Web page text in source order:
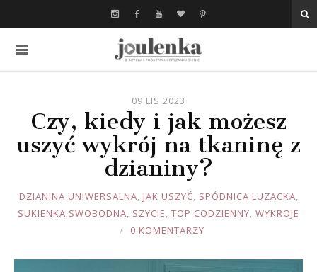
09 LIS 2023
Czy, kiedy i jak możesz
uszyć wykrój na tkaninę z
dzianiny?
JOULE
DZIANINA UNIWERSALNA, JAK USZYĆ, SPÓDNICA LUZACKA,
SUKIENKA SWOBODNA, SZYCIE, TOP CODZIENNY, WYKROJE
0 KOMENTARZY